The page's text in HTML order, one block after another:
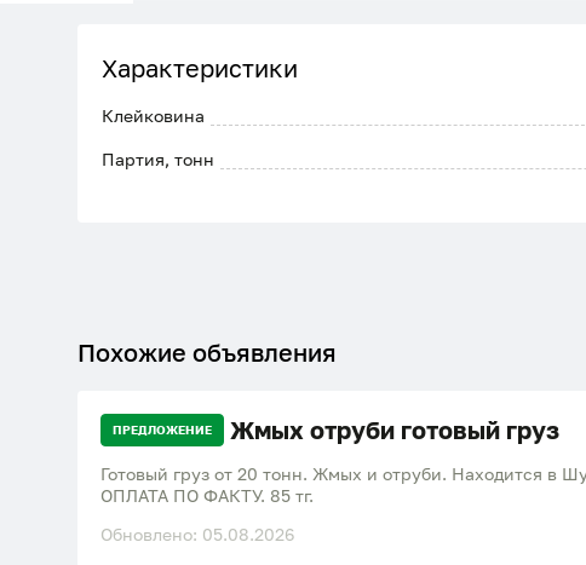
Характеристики
Клейковина
Партия, тонн
Похожие объявления
ПРЕДЛОЖЕНИЕ Жмых отруби готовый груз
Готовый груз от 20 тонн. Жмых и отруби. Находится в
ОПЛАТА ПО ФАКТУ. 85 тг.
Обновлено: 05.08.2026